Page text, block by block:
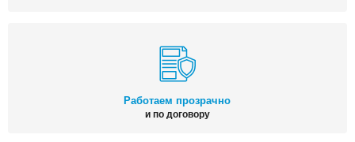
Работаем прозрачно
и по договору